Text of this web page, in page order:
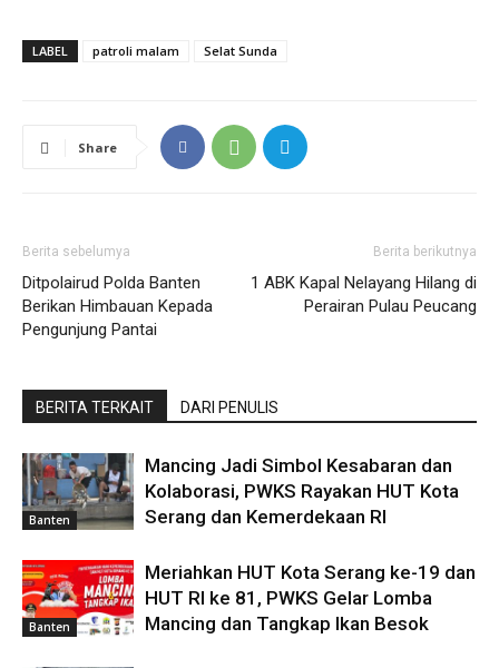
LABEL patroli malam Selat Sunda
Share
Berita sebelumya
Ditpolairud Polda Banten
Berikan Himbauan Kepada
Pengunjung Pantai
Berita berikutnya
1 ABK Kapal Nelayang Hilang di
Perairan Pulau Peucang
BERITA TERKAIT DARI PENULIS
Banten
Mancing Jadi Simbol Kesabaran dan
Kolaborasi, PWKS Rayakan HUT Kota
Serang dan Kemerdekaan RI
Banten
Meriahkan HUT Kota Serang ke-19 dan
HUT RI ke 81, PWKS Gelar Lomba
Mancing dan Tangkap Ikan Besok